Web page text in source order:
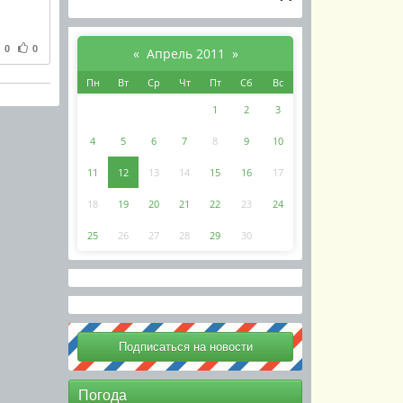
0 0 « Апрель 2011 »
Пн Вт Ср Чт Пт Сб
Вс
1
2 3
4 5 6 7 8 9 10
11 12 13 14 15 16 17
18 19 20 21 22 23 24
25 26 27 28 29 30
Погода